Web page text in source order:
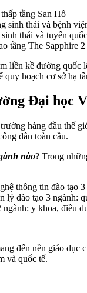
tầng San Hô
sinh thái và bệnh
thái và tuyến
tầng The Sapphire 2
liền kề đường
hoạch cơ sở hạ
Đại học
hàng đầu thế
dân toàn cầu.
nào? Trong
thông tin đào tạo
lý đào tạo 3 ngành:
y khoa, điều
đến nền giáo
và quốc tế.